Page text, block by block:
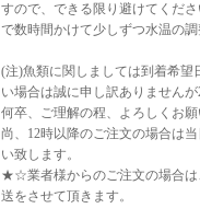
すので、できる限り避けてくだ
で数時間かけて少しずつ水温の
(注)魚類に関しましては到着希望
い場合は誠に申し訳ありません
何卒、ご理解の程、よろしくお願
尚、12時以降のご注文の場合は
い致します。
★☆業者様からのご注文の場合は
送をさせて頂きます。